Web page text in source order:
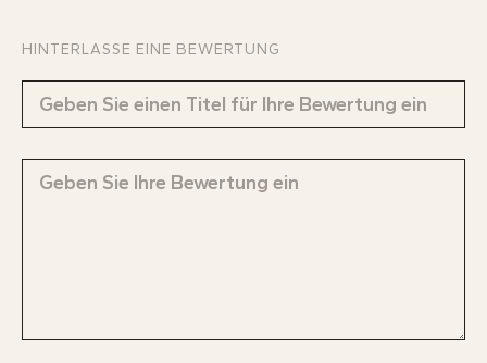
HINTERLASSE EINE BEWERTUNG